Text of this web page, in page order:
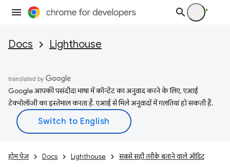
Docs Lighthouse
Google आपकी पसंदीदा भाषा में कॉन्टेंट का अनुवाद करने के लिए, एआई
टेक्नोलॉजी का इस्तेमाल करता है. एआई से मिले अनुवादों में गलतियां हो सकती हैं.
होम पेज Docs Lighthouse सबसे सही तरीके बताने वाले ऑडिट